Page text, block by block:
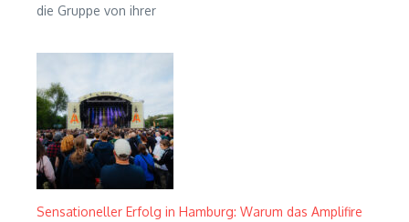
die Gruppe von ihrer
Sensationeller Erfolg in Hamburg: Warum das Amplifire